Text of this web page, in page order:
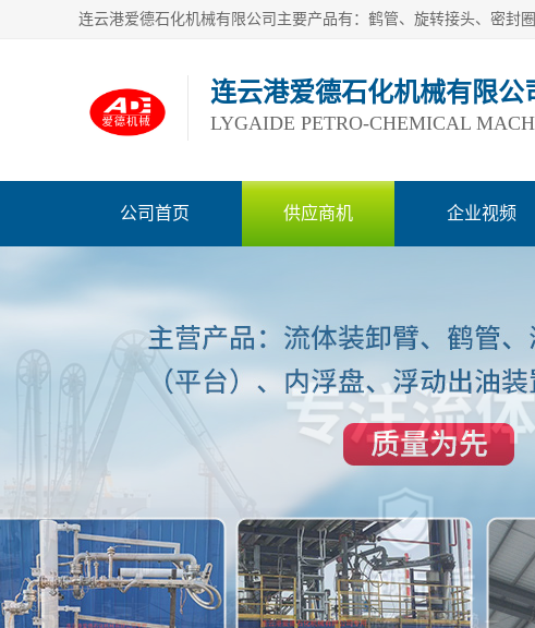
连云港爱德石化机械有限公
LYGAIDE PETRO-CHEMICAL
公司首页 供应商机 企业视频